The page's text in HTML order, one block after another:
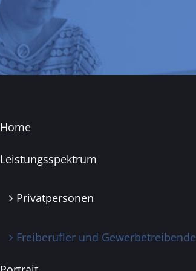
Home
Leistungsspektrum
Privatpersonen
Freiberufler und Gewerbetreibende